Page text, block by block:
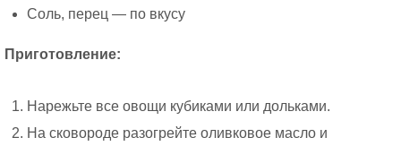
Соль, перец — по вкусу
Приготовление:
Нарежьте все овощи кубиками или дольками.
На сковороде разогрейте оливковое масло и